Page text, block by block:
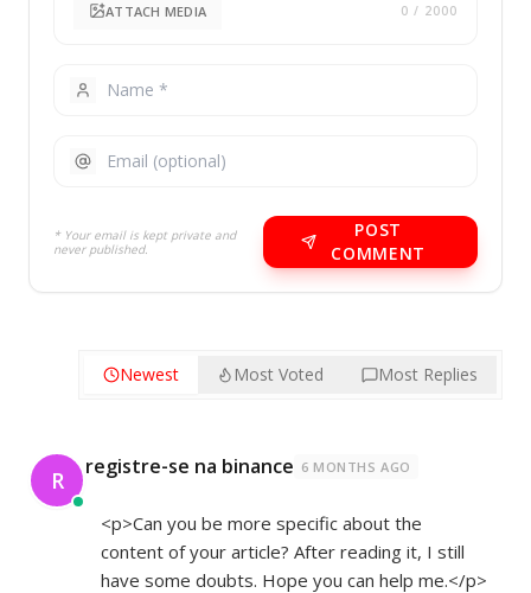
ATTACH MEDIA 0 / 2000
* Your email is kept private and
never published.
POST
COMMENT
Newest Most Voted Most Replies
R registre-se na binance 6 MONTHS AGO
<p>Can you be more specific about the
content of your article? After reading it, I still
have some doubts. Hope you can help me.</p>